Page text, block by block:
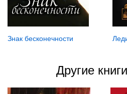
Знак бесконечности
Другие